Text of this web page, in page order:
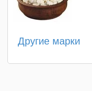
Другие марки